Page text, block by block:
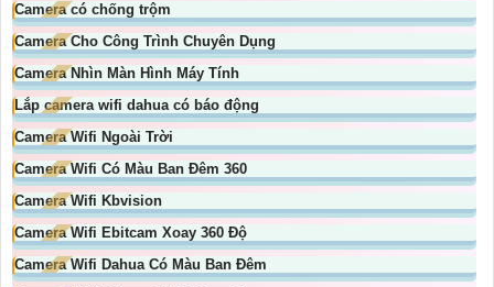
Camera có chống trộm
Camera Cho Công Trình Chuyên Dụng
Camera Nhìn Màn Hình Máy Tính
Lắp camera wifi dahua có báo động
Camera Wifi Ngoài Trời
Camera Wifi Có Màu Ban Đêm 360
Camera Wifi Kbvision
Camera Wifi Ebitcam Xoay 360 Độ
Camera Wifi Dahua Có Màu Ban Đêm